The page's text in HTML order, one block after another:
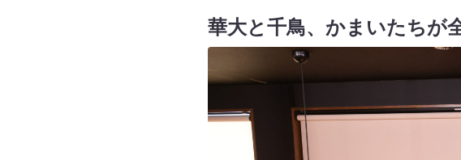
華大と千鳥、かまいたちが